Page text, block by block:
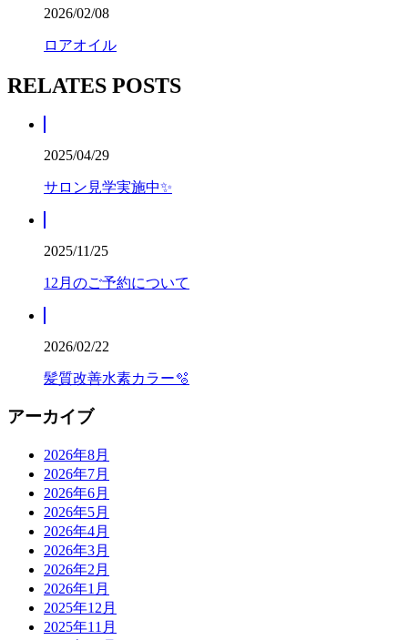
2026/02/08
ロアオイル
RELATES POSTS
2025/04/29
サロン見学実施中✨
2025/11/25
12月のご予約について
2026/02/22
髪質改善水素カラー🫧
アーカイブ
2026年8月
2026年7月
2026年6月
2026年5月
2026年4月
2026年3月
2026年2月
2026年1月
2025年12月
2025年11月